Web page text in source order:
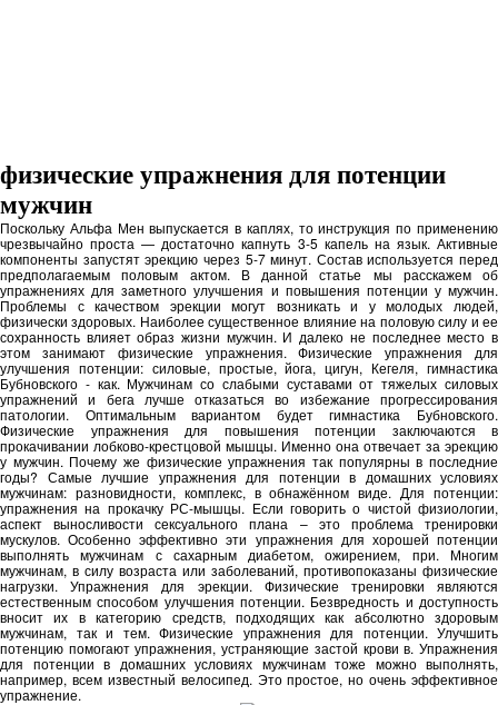
физические упражнения для потенции
мужчин
Поскольку Альфа Мен выпускается в каплях, то инструкция по применению
чрезвычайно проста — достаточно капнуть 3-5 капель на язык. Активные
компоненты запустят эрекцию через 5-7 минут. Состав используется перед
предполагаемым половым актом. В данной статье мы расскажем об
упражнениях для заметного улучшения и повышения потенции у мужчин.
Проблемы с качеством эрекции могут возникать и у молодых людей,
физически здоровых. Наиболее существенное влияние на половую силу и ее
сохранность влияет образ жизни мужчин. И далеко не последнее место в
этом занимают физические упражнения. Физические упражнения для
улучшения потенции: силовые, простые, йога, цигун, Кегеля, гимнастика
Бубновского - как. Мужчинам со слабыми суставами от тяжелых силовых
упражнений и бега лучше отказаться во избежание прогрессирования
патологии. Оптимальным вариантом будет гимнастика Бубновского.
Физические упражнения для повышения потенции заключаются в
прокачивании лобково-крестцовой мышцы. Именно она отвечает за эрекцию
у мужчин. Почему же физические упражнения так популярны в последние
годы? Самые лучшие упражнения для потенции в домашних условиях
мужчинам: разновидности, комплекс, в обнажённом виде. Для потенции:
упражнения на прокачку РС-мышцы. Если говорить о чистой физиологии,
аспект выносливости сексуального плана – это проблема тренировки
мускулов. Особенно эффективно эти упражнения для хорошей потенции
выполнять мужчинам с сахарным диабетом, ожирением, при. Многим
мужчинам, в силу возраста или заболеваний, противопоказаны физические
нагрузки. Упражнения для эрекции. Физические тренировки являются
естественным способом улучшения потенции. Безвредность и доступность
вносит их в категорию средств, подходящих как абсолютно здоровым
мужчинам, так и тем. Физические упражнения для потенции. Улучшить
потенцию помогают упражнения, устраняющие застой крови в. Упражнения
для потенции в домашних условиях мужчинам тоже можно выполнять,
например, всем известный велосипед. Это простое, но очень эффективное
упражнение.